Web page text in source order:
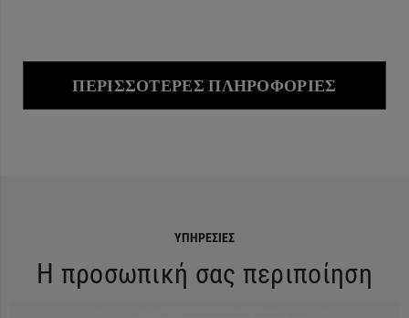
ΠΕΡΙΣΣΌΤΕΡΕΣ ΠΛΗΡΟΦΟΡΊΕΣ
ΥΠΗΡΕΣΊΕΣ
Η προσωπική σας περιποίηση